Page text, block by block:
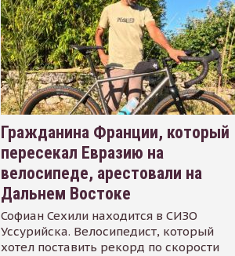
Гражданина Франции, который
пересекал Евразию на
велосипеде, арестовали на
Дальнем Востоке
Софиан Сехили находится в СИЗО
Уссурийска. Велосипедист, который
хотел поставить рекорд по скорости